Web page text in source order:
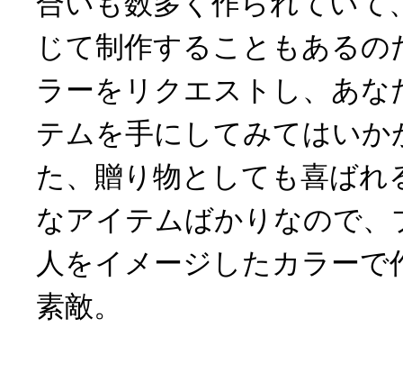
じて制作することもある
ラーをリクエストし、あ
テムを手にしてみてはい
た、贈り物としても喜ばれ
なアイテムばかりなので
人をイメージしたカラー
素敵。